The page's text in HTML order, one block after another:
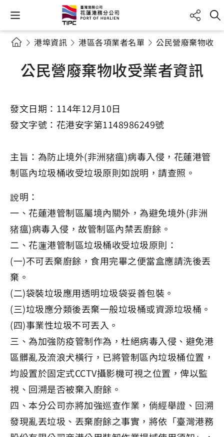
港埠資訊 港區各項業者名單 公民營廢棄物收
公民營廢棄物收受業者資訊
發文日期：114年12月10日
發文字號：花港安字第1148986249號
主旨：為防止境外(非洲猪瘟)病毒入侵，花蓮港管
制區內垃圾桶收受垃圾原則如說明，請查照。
說明：
一、花蓮港管制區屬境內關外，為避免境外(非洲
猪瘟)病毒入侵，故管制區內禁丟廚餘。
二、花蓮港管制區垃圾桶收受垃圾原則：
(一)不可丟棄廚餘，食用完畢之便當盒應請洗後丟
棄。
(二)袋裝垃圾應用透明垃圾袋妥善包裝。
(三)垃圾應分類後丟棄一般垃圾桶或資源垃圾桶。
(四)事業性垃圾不可丟入。
三、為加強防疫管制作為，杜絕病毒入侵、避免港
區髒亂及流浪犬橫行，已將管制區內垃圾桶位置，
均設置於固定式CCTV攝影機可視之位置，俾以監
視、回溯是否被棄入廚餘。
四、本分公司亦將加強巡查作業，倘經舉證、回溯
發現亂丟垃圾、丟棄廚餘之事實，將依「臺灣港務